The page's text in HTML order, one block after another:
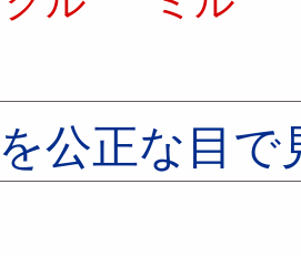
公正な目で